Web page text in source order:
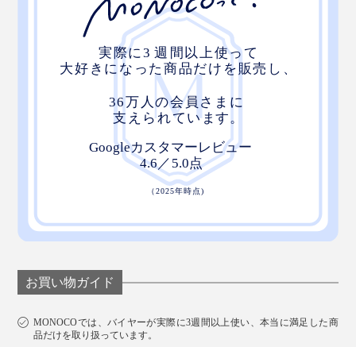
お買い物ガイド
MONOCOでは、バイヤーが実際に3週間以上使い、本当に満足した商
品だけを取り扱っています。